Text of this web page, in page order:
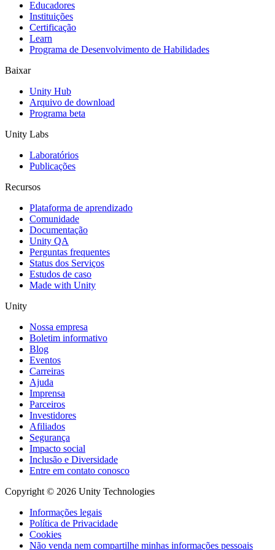
Jogos XR
Lance jogos XR em várias plataformas
Jogos com multijogador
Educadores
Instituições
Certificação
Learn
Programa de Desenvolvimento de Habilidades
Baixar
Unity Hub
Arquivo de download
Programa beta
Unity Labs
Laboratórios
Publicações
Recursos
Plataforma de aprendizado
Comunidade
Documentação
Unity QA
Perguntas frequentes
Status dos Serviços
Estudos de caso
Made with Unity
Unity
Nossa empresa
Boletim informativo
Blog
Eventos
Carreiras
Ajuda
Imprensa
Parceiros
Investidores
Afiliados
Segurança
Impacto social
Inclusão e Diversidade
Entre em contato conosco
Copyright © 2026 Unity Technologies
Informações legais
Política de Privacidade
Cookies
Não venda nem compartilhe minhas informações pessoais